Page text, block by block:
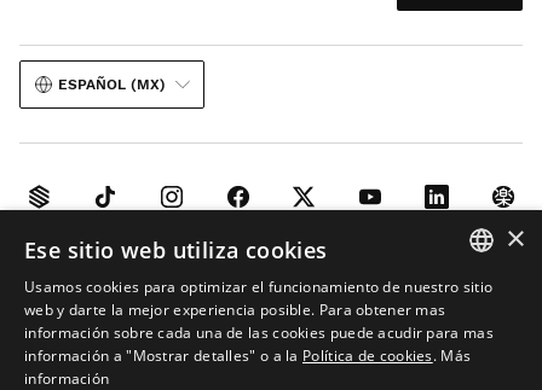
ESPAÑOL (MX)
Aviso legal Cookies Términos y condiciones
Mapa web
© 2026 Siroko
SPANISH
ENGLISH
×
Ese sitio web utiliza cookies
Usamos cookies para optimizar el funcionamiento de nuestro sitio
web y darte la mejor experiencia posible. Para obtener mas
información sobre cada una de las cookies puede acudir para mas
información a "Mostrar detalles" o a la Política de cookies. Más
información